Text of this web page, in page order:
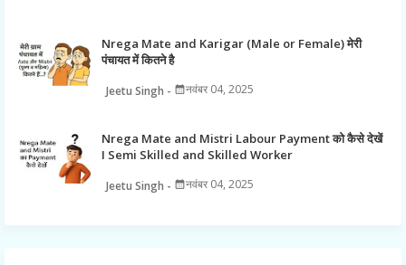
Nrega Mate and Karigar (Male or Female) मेरी
पंचायत में कितने है
Jeetu Singh नवंबर 04, 2025
Nrega Mate and Mistri Labour Payment को कैसे देखें
I Semi Skilled and Skilled Worker
Jeetu Singh नवंबर 04, 2025